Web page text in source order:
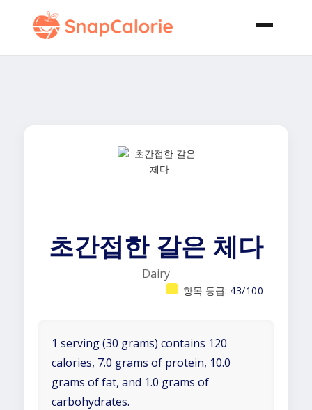
초간접한 갈은 체다
Dairy
항목 등급: 43/100
1 serving (30 grams) contains 120
calories, 7.0 grams of protein, 10.0
grams of fat, and 1.0 grams of
carbohydrates.